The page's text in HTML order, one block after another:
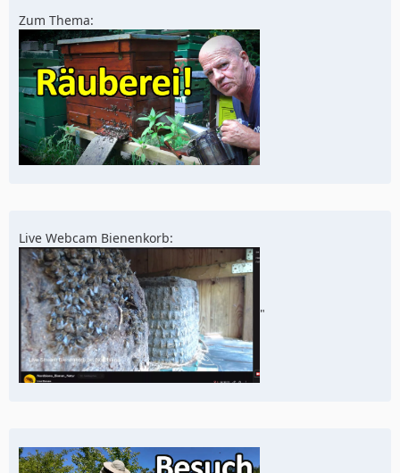
Zum Thema:
Live Webcam Bienenkorb:
"